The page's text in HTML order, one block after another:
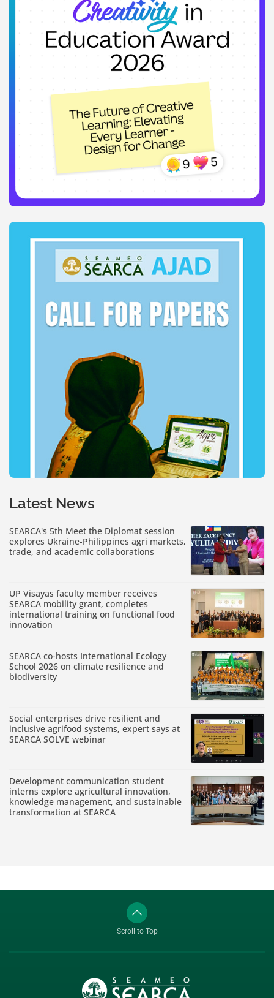
Latest News
SEARCA's 5th Meet the Diplomat session
explores Ukraine-Philippines agri markets,
trade, and academic collaborations
UP Visayas faculty member receives
SEARCA mobility grant, completes
international training on functional food
innovation
SEARCA co-hosts International Ecology
School 2026 on climate resilience and
biodiversity
Social enterprises drive resilient and
inclusive agrifood systems, expert says at
SEARCA SOLVE webinar
Development communication student
interns explore agricultural innovation,
knowledge management, and sustainable
transformation at SEARCA
Scroll to Top